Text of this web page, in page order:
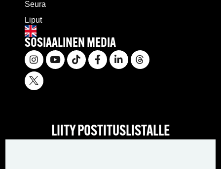
Seura
Liput
SOSIAALINEN MEDIA
LIITY POSTITUSLISTALLE